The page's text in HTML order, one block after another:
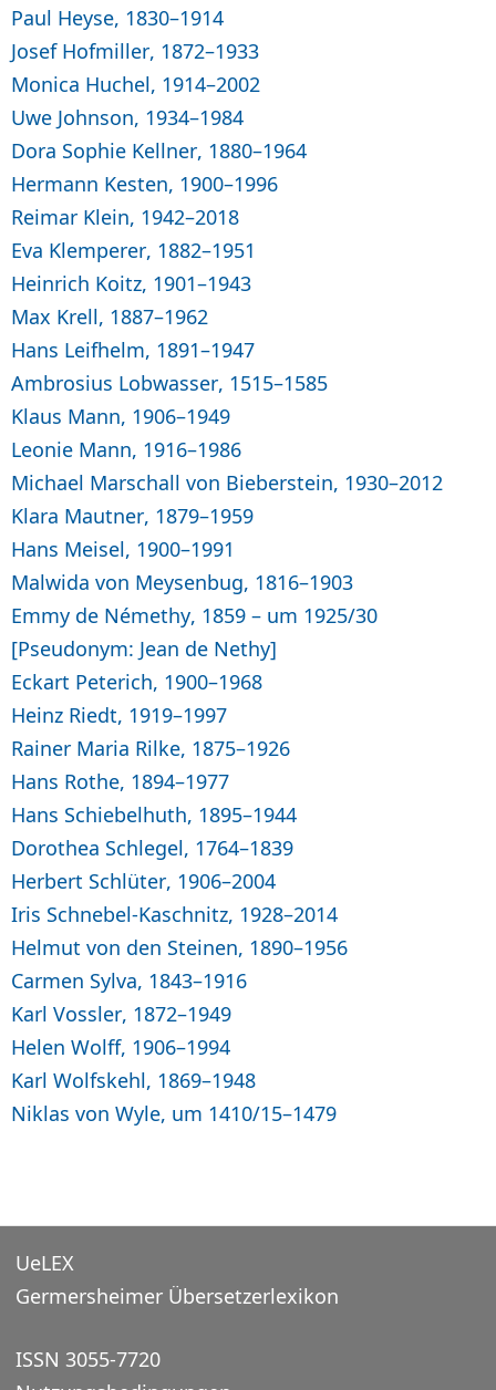
Paul Heyse, 1830–1914
Josef Hofmiller, 1872–1933
Monica Huchel, 1914–2002
Uwe Johnson, 1934–1984
Dora Sophie Kellner, 1880–1964
Hermann Kesten, 1900–1996
Reimar Klein, 1942–2018
Eva Klemperer, 1882–1951
Heinrich Koitz, 1901–1943
Max Krell, 1887–1962
Hans Leifhelm, 1891–1947
Ambrosius Lobwasser, 1515–1585
Klaus Mann, 1906–1949
Leonie Mann, 1916–1986
Michael Marschall von Bieberstein, 1930–2012
Klara Mautner, 1879–1959
Hans Meisel, 1900–1991
Malwida von Meysenbug, 1816–1903
Emmy de Némethy, 1859 – um 1925/30
[Pseudonym: Jean de Nethy]
Eckart Peterich, 1900–1968
Heinz Riedt, 1919–1997
Rainer Maria Rilke, 1875–1926
Hans Rothe, 1894–1977
Hans Schiebelhuth, 1895–1944
Dorothea Schlegel, 1764–1839
Herbert Schlüter, 1906–2004
Iris Schnebel-Kaschnitz, 1928–2014
Helmut von den Steinen, 1890–1956
Carmen Sylva, 1843–1916
Karl Vossler, 1872–1949
Helen Wolff, 1906–1994
Karl Wolfskehl, 1869–1948
Niklas von Wyle, um 1410/15–1479
UeLEX
Germersheimer Übersetzerlexikon
ISSN 3055-7720